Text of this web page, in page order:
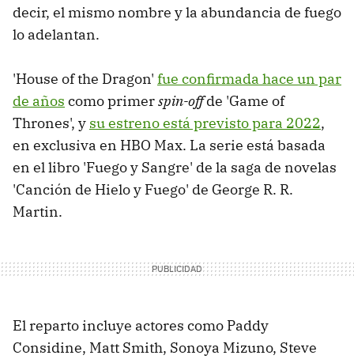
decir, el mismo nombre y la abundancia de fuego
lo adelantan.
'House of the Dragon' fue confirmada hace un par
de años como primerspin-offde 'Game of
Thrones', y su estreno está previsto para 2022,
en exclusiva en HBO Max. La serie está basada
en el libro 'Fuego y Sangre' de la saga de novelas
'Canción de Hielo y Fuego' de George R. R.
Martin.
El reparto incluye actores como Paddy
Considine, Matt Smith, Sonoya Mizuno, Steve